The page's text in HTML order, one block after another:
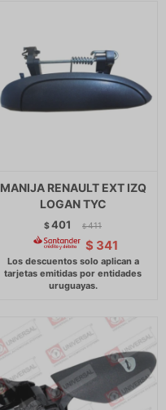
MANIJA RENAULT EXT IZQ
LOGAN TYC
$401 $ 411
$ 341